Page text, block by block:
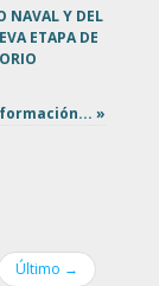
NAVAL Y DEL
ETAPA DE
»
Último →